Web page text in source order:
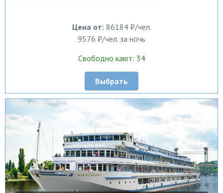
Цена от: 86184 ₽/чел.
9576 ₽/чел. за ночь
Свободно кают: 34
Выбрать